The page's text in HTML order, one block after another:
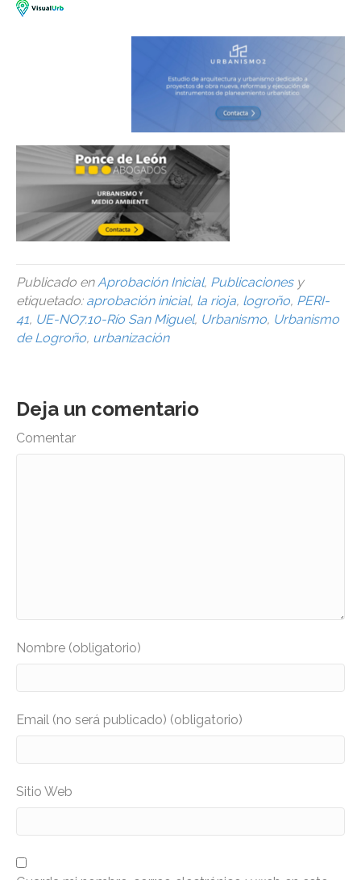
Publicado enAprobación Inicial, Publicacionesy
etiquetado: aprobación inicial, la rioja, logroño, PERI-
41, UE-NO7.10-Río San Miguel, Urbanismo, Urbanismo
de Logroño, urbanización
Deja un comentario
Comentar
Nombre (obligatorio)
Email (no será publicado) (obligatorio)
Sitio Web